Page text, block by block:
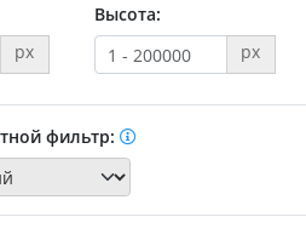
px
Высота:
px
фильтр: